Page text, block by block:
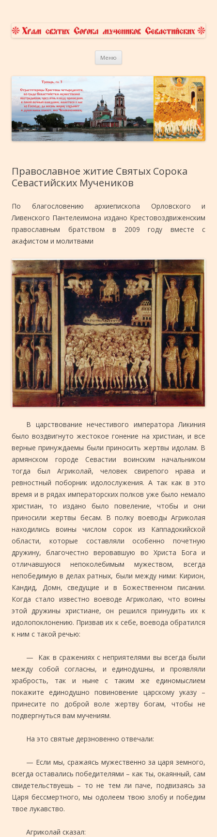
Севастийских в Переславле-
Залесском
Меню
Православное житие Святых Сорока
Севастийских Мучеников
По благословению архиепископа Орловского и
Ливенского Пантелеимона издано Крестовоздвиженским
православным братством в 2009 году вместе с
акафистом и молитвами
В царствование нечестивого императора Ликиния
было воздвигнуто жестокое гонение на христиан, и все
верные принуждаемы были приносить жертвы идолам. В
армянском городе Севастии воинским начальником
тогда был Агриколай, человек свирепого нрава и
ревностный поборник идолослужения. А так как в это
время и в рядах императорских полков уже было немало
христиан, то издано было повеление, чтобы и они
приносили жертвы бесам. В полку воеводы Агриколая
находились воины числом сорок из Каппадокийской
области, которые составляли особенно почетную
дружину, благочестно веровавшую во Христа Бога и
отличавшуюся непоколебимым мужеством, всегда
непобедимую в делах ратных, были между ними: Кирион,
Кандид, Домн, сведущие и в Божественном писании.
Когда стало известно воеводе Агриколаю, что воины
этой дружины христиане, он решился принудить их к
идолопоклонению. Призвав их к себе, воевода обратился
к ним с такой речью:
— Как в сражениях с неприятелями вы всегда были
между собой согласны, и единодушны, и проявляли
храбрость, так и ныне с таким же единомыслием
покажите единодушно повиновение царскому указу –
принесите по доброй воле жертву богам, чтобы не
подвергнуться вам мучениям.
На это святые дерзновенно отвечали:
— Если мы, сражаясь мужественно за царя земного,
всегда оставались победителями – как ты, окаянный, сам
свидетельствуешь – то не тем ли паче, подвизаясь за
Царя бессмертного, мы одолеем твою злобу и победим
твое лукавство.
Агриколай сказал: